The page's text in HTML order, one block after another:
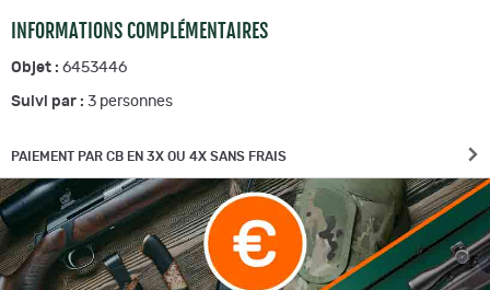
INFORMATIONS COMPLÉMENTAIRES
Objet : 6453446
Suivi par : 3 personnes
PAIEMENT PAR CB EN 3X OU 4X SANS FRAIS